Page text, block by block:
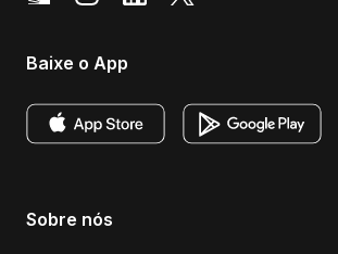
Baixe o App
Sobre nós